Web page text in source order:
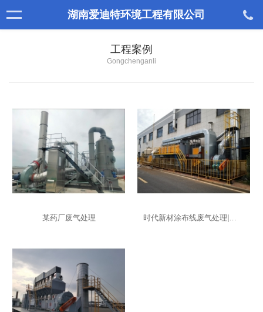
湖南爱迪特环境工程有限公司
工程案例
Gongchenganli
某药厂废气处理